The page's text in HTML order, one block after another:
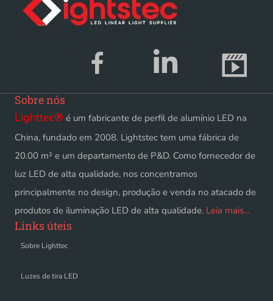
Sobre nós
Lighttec® é um fabricante de perfil de alumínio LED na
China, fundado em 2008. Lightstec tem uma fábrica de
20.00 m² e um departamento de P&D. Como fornecedor de
luz LED de alta qualidade, nos concentramos
principalmente no design, produção e venda no atacado de
produtos de iluminação LED de alta qualidade. Leia mais...
Links úteis
Sobre Lighttec
Luzes de tira LED